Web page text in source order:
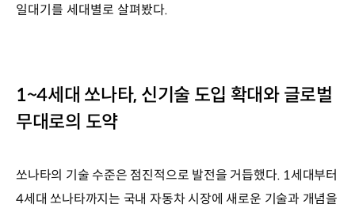
일대기를 세대별로 살펴봤다.
1~4세대 쏘나타, 신기술 도입 확대와 글로벌
무대로의 도약
쏘나타의 기술 수준은 점진적으로 발전을 거듭했다. 1세대부터
4세대 쏘나타까지는 국내 자동차 시장에 새로운 기술과 개념을